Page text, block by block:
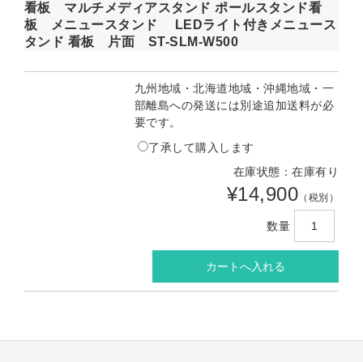
看板 マルチメディアスタンド ポールスタンド看
板 メニュースタンド LEDライト付きメニュース
タンド 看板 片面 ST-SLM-W500
九州地域・北海道地域・沖縄地域・一
部離島への発送には別途追加送料が必
要です。
了承して購入します
在庫状態：在庫有り
¥14,900 （税別）
数量